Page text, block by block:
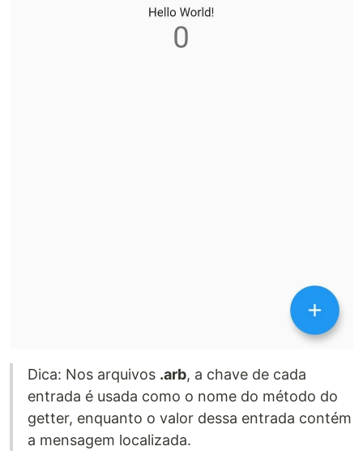
Dica: Nos arquivos .arb, a chave de cada
entrada é usada como o nome do método do
getter, enquanto o valor dessa entrada contém
a mensagem localizada.